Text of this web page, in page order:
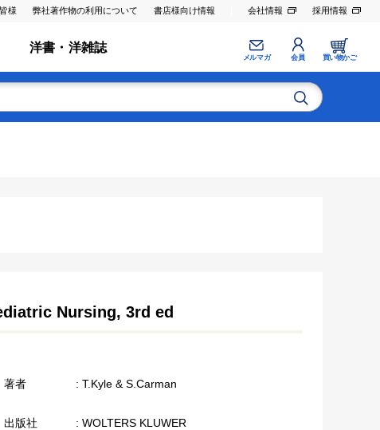
様 弊社著作物の利用について 書店様向け情報 会社情報 採用情報
洋書・洋雑誌
メルマガ 会員 買い物かご
Nursing, 3rd ed
著者 : T.Kyle & S.Carman
出版社 : WOLTERS KLUWER